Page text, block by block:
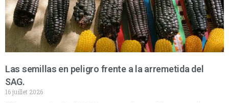
Las semillas en peligro frente a la arremetida del
SAG.
16 juillet 2026